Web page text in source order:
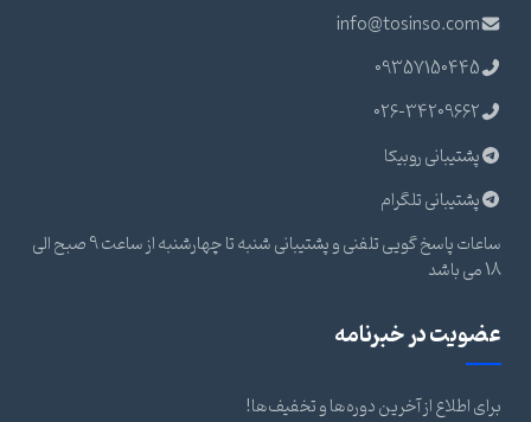
info@tosinso.com
09357150445
026-34209662
پشتیبانی روبیکا
پشتیبانی تلگرام
ساعات پاسخ گویی تلفنی و پشتیبانی شنبه تا چهارشنبه از ساعت 9 صبح الی
18 می باشد
عضویت در خبرنامه
برای اطلاع از آخرین دوره‌ها و تخفیف‌ها!